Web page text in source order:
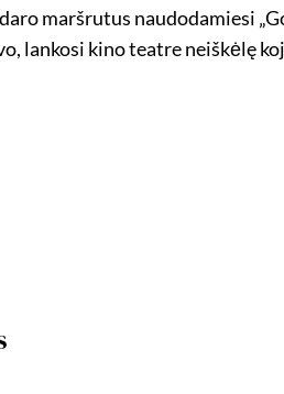
maršrutus naudodamiesi
lankosi kino teatre neiškėlę